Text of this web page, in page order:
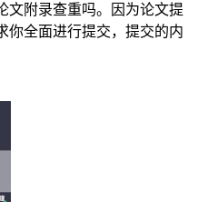
文附录查重吗。因为论文提
你全面进行提交，提交的内